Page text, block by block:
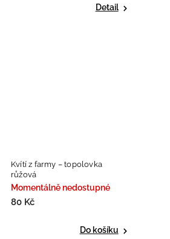
Detail
Kvítí z farmy – topolovka
růžová
Momentálně nedostupné
80 Kč
Do košíku